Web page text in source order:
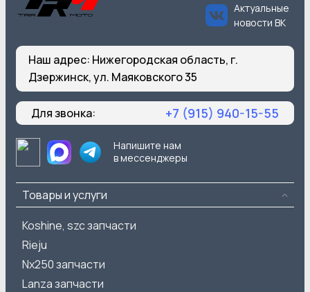
Актуальные
новости ВК
Наш адрес: Нижегородская область, г.
Дзержинск, ул. Маяковского 35
Для звонка: +7 (915) 940-15-55
Напишите нам
в мессенджеры
Товары и услуги
Koshine, szc запчасти
Rieju
Nx250 запчасти
Lanza запчасти